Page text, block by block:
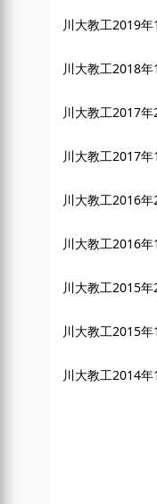
川大教工2019
川大教工2018
川大教工2017
川大教工2017
川大教工2016
川大教工2016
川大教工2015
川大教工2015
川大教工2014